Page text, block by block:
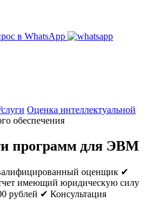
в WhatsApp
Оценка интеллектуальной
обеспечения
программ для ЭВМ
оценщик ✔
имеющий юридическую силу
рублей ✔ Консультация